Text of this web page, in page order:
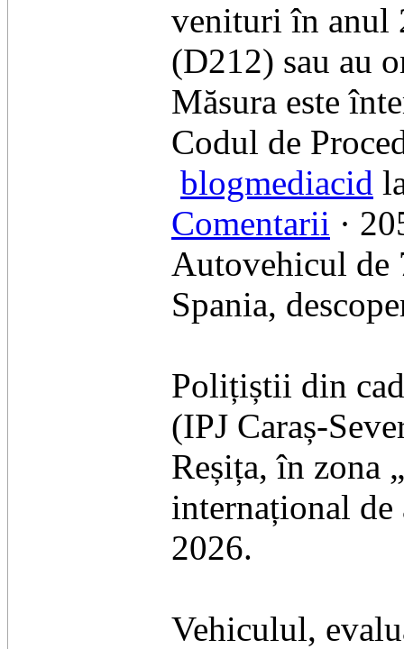
venituri în anul
(D212) sau au
​Măsura este
Codul de
blogmediacid
Comentarii ·
Autovehicul de
Spania,
​Polițiștii din
(IPJ Caraș-
Reșița, în zona
internațional
2026.
​Vehiculul,